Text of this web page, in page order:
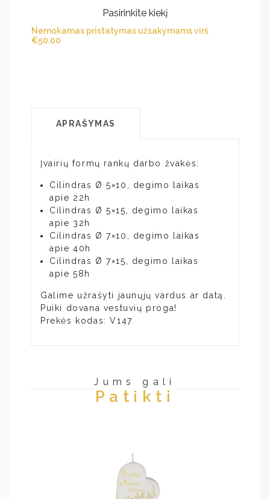
Nemokamas pristatymas užsakymams virš
€50.00
Pasirinkite kiekį
APRAŠYMAS
Įvairių formų rankų darbo žvakės:
Cilindras Ø 5×10, degimo laikas
apie 22h
Cilindras Ø 5×15, degimo laikas
apie 32h
Cilindras Ø 7×10, degimo laikas
apie 40h
Cilindras Ø 7×15, degimo laikas
apie 58h
Galime užrašyti jaunųjų vardus ar datą.
Puiki dovana vestuvių proga!
Prekės kodas: V147
Jums gali
Patikti